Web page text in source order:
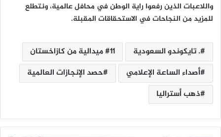
واللاعبات الذين رفعوا راية الوطن في محافل عالمية، ونتطلع
للمزيد من النجاحات في الاستحقاقات المقبلة.
. تايكوندو السعودية
11 ميدالية من كازاخستان
أصداء الساعة الإعلامي
حصد الإنجازات العالمية
ذهب أستراليا